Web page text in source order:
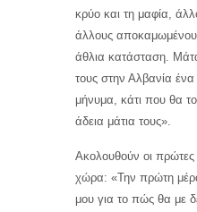
κρύο και τη μαφία,
άλλους
άθλια κατάσταση.
τους στην Αλβανία
μήνυμα, κάτι που θα
άδεια μάτια τους».
Ακολουθούν οι πρώτες
χώρα: «Την πρώτη
μου για το πώς θα με